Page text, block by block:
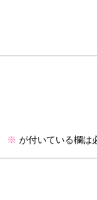
※ が付いている欄は